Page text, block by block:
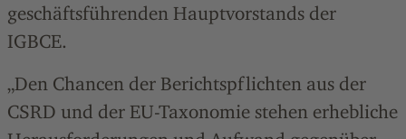
geschäftsführenden Hauptvorstands der
IGBCE.
„Den Chancen der Berichtspflichten aus der
CSRD und der EU-Taxonomie stehen erhebliche